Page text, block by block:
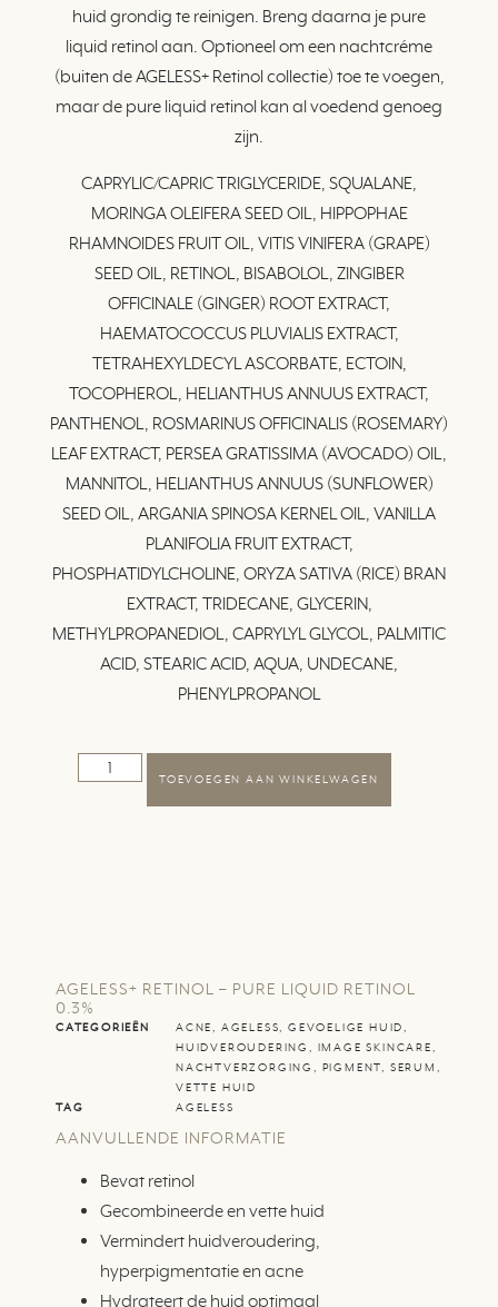
huid grondig te reinigen. Breng daarna je pure
liquid retinol aan. Optioneel om een nachtcréme
(buiten de AGELESS+ Retinol collectie) toe te voegen,
maar de pure liquid retinol kan al voedend genoeg
zijn.
CAPRYLIC/CAPRIC TRIGLYCERIDE, SQUALANE,
MORINGA OLEIFERA SEED OIL, HIPPOPHAE
RHAMNOIDES FRUIT OIL, VITIS VINIFERA (GRAPE)
SEED OIL, RETINOL, BISABOLOL, ZINGIBER
OFFICINALE (GINGER) ROOT EXTRACT,
HAEMATOCOCCUS PLUVIALIS EXTRACT,
TETRAHEXYLDECYL ASCORBATE, ECTOIN,
TOCOPHEROL, HELIANTHUS ANNUUS EXTRACT,
PANTHENOL, ROSMARINUS OFFICINALIS (ROSEMARY)
LEAF EXTRACT, PERSEA GRATISSIMA (AVOCADO) OIL,
MANNITOL, HELIANTHUS ANNUUS (SUNFLOWER)
SEED OIL, ARGANIA SPINOSA KERNEL OIL, VANILLA
PLANIFOLIA FRUIT EXTRACT,
PHOSPHATIDYLCHOLINE, ORYZA SATIVA (RICE) BRAN
EXTRACT, TRIDECANE, GLYCERIN,
METHYLPROPANEDIOL, CAPRYLYL GLYCOL, PALMITIC
ACID, STEARIC ACID, AQUA, UNDECANE,
PHENYLPROPANOL
TOEVOEGEN AAN WINKELWAGEN
AGELESS+ RETINOL – PURE LIQUID RETINOL
0.3%
CATEGORIEËN ACNE, AGELESS,GEVOELIGE HUID,
HUIDVEROUDERING, IMAGE SKINCARE,
NACHTVERZORGING, PIGMENT, SERUM ,
VETTE HUID
TAG
AGELESS
AANVULLENDE INFORMATIE
Bevat retinol
Gecombineerde en vette huid
Vermindert huidveroudering,
hyperpigmentatie en acne
Hydrateert de huid optimaal